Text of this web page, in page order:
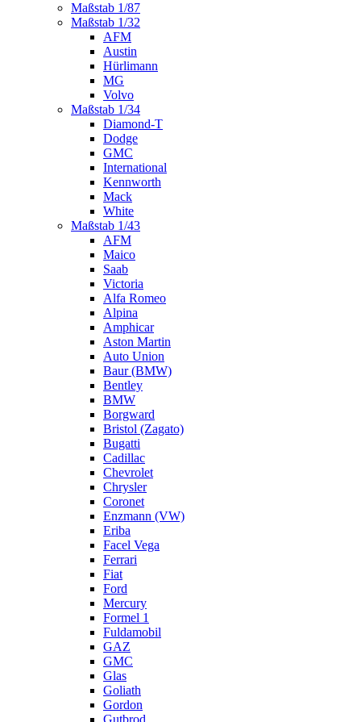
Maßstab 1/87
Maßstab 1/32
AFM
Austin
Hürlimann
MG
Volvo
Maßstab 1/34
Diamond-T
Dodge
GMC
International
Kennworth
Mack
White
Maßstab 1/43
AFM
Maico
Saab
Victoria
Alfa Romeo
Alpina
Amphicar
Aston Martin
Auto Union
Baur (BMW)
Bentley
BMW
Borgward
Bristol (Zagato)
Bugatti
Cadillac
Chevrolet
Chrysler
Coronet
Enzmann (VW)
Eriba
Facel Vega
Ferrari
Fiat
Ford
Mercury
Formel 1
Fuldamobil
GAZ
GMC
Glas
Goliath
Gordon
Gutbrod